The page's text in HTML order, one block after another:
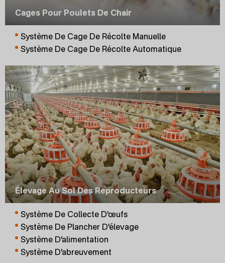
Cages Pour Poulets De Chair
Système De Cage De Récolte Manuelle
Système De Cage De Récolte Automatique
Élevage Au Sol Des Reproducteurs
Système De Collecte D'œufs
Système De Plancher D'élevage
Système D'alimentation
Système D'abreuvement